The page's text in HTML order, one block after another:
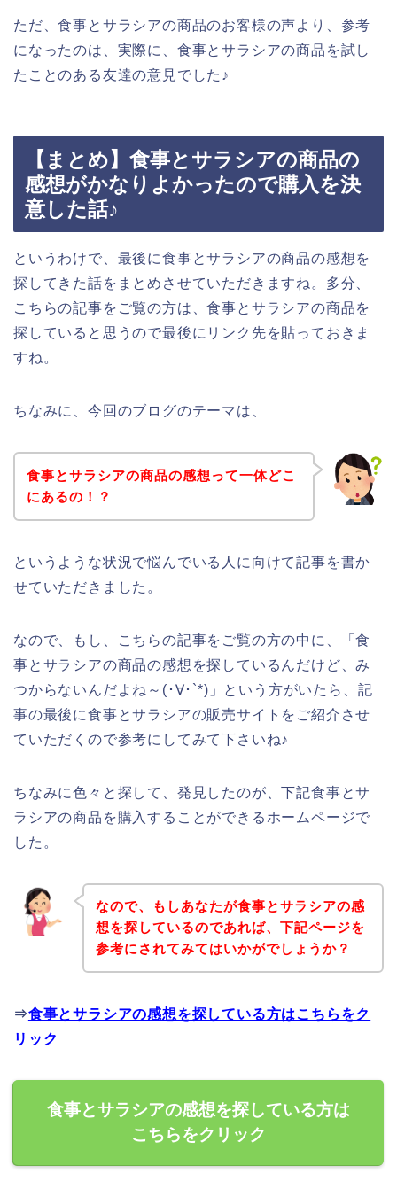
ただ、食事とサラシアの商品のお客様の声より、参考
になったのは、実際に、食事とサラシアの商品を試し
たことのある友達の意見でした♪
【まとめ】食事とサラシアの商品の
感想がかなりよかったので購入を決
意した話♪
というわけで、最後に食事とサラシアの商品の感想を
探してきた話をまとめさせていただきますね。多分、
こちらの記事をご覧の方は、食事とサラシアの商品を
探していると思うので最後にリンク先を貼っておきま
すね。
ちなみに、今回のブログのテーマは、
食事とサラシアの商品の感想って一体どこ
にあるの！？
というような状況で悩んでいる人に向けて記事を書か
せていただきました。
なので、もし、こちらの記事をご覧の方の中に、「食
事とサラシアの商品の感想を探しているんだけど、み
つからないんだよね～(･∀･`*)」という方がいたら、記
事の最後に食事とサラシアの販売サイトをご紹介させ
ていただくので参考にしてみて下さいね♪
ちなみに色々と探して、発見したのが、下記食事とサ
ラシアの商品を購入することができるホームページで
した。
なので、もしあなたが食事とサラシアの感
想を探しているのであれば、下記ページを
参考にされてみてはいかがでしょうか？
⇒食事とサラシアの感想を探している方はこちらをク
リック
食事とサラシアの感想を探している方は
こちらをクリック